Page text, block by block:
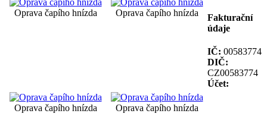
Oprava čapího hnízda Oprava čapího hnízda
Oprava čapího hnízda Oprava čapího hnízda
Fakturační
údaje
IČ: 00583774
DIČ:
CZ00583774
Účet: